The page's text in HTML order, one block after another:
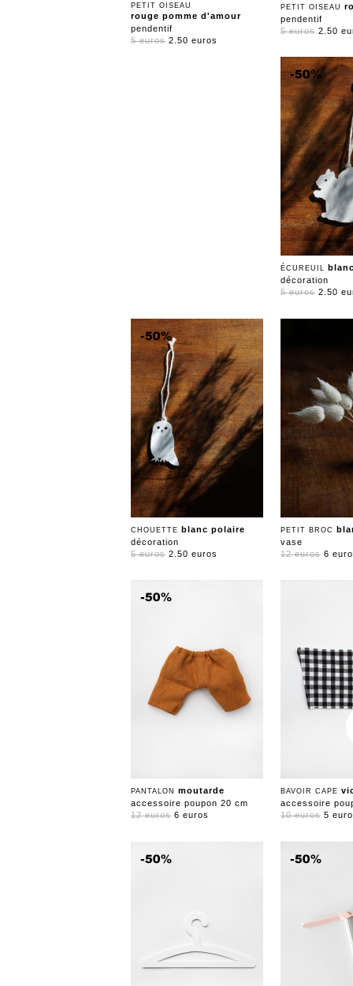
PETIT OISEAU
rouge pomme d'amour
pendentif
5 euros 2.50 euros
PETIT OISEAU
pendentif
5 euros 2.50
ÉCUREUIL
décoration
5 euros 2.50
CHOUETTE blanc polaire
décoration
5 euros 2.50 euros
PETIT BROC
vase
12 euros 6
PANTALON moutarde
accessoire poupon 20 cm
12 euros 6 euros
BAVOIR CAPE
accessoire
10 euros 5